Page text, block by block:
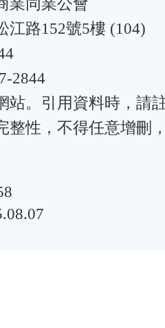
業同業公會
江路152號5樓 (104)
2844
站。引用資料時，請
整性，不得任意增刪